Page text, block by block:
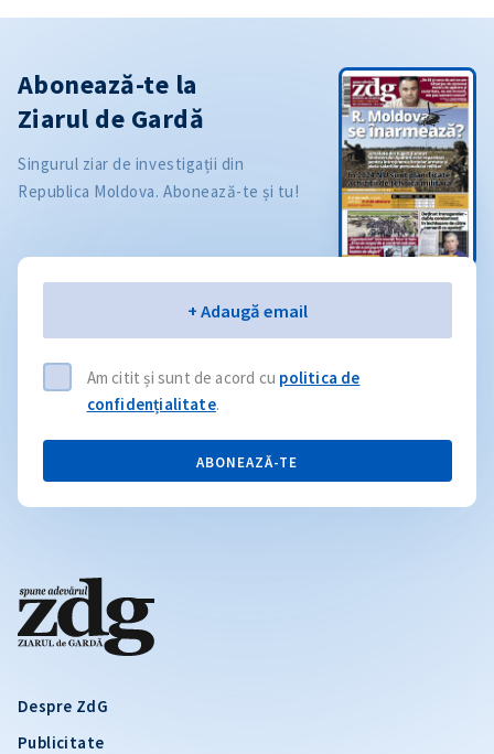
Despre ZdG
Publicitate
Abonează-te la
Ziarul de Gardă
Singurul ziar de investigații din
Republica Moldova. Abonează-te și tu!
+ Adaugă email
Am citit și sunt de acord cu politica de
confidențialitate.
ABONEAZĂ-TE